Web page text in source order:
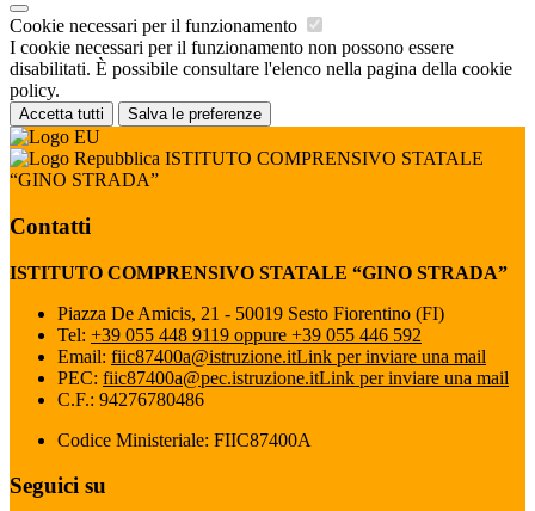
Cookie necessari per il funzionamento
I cookie necessari per il funzionamento non possono essere
disabilitati. È possibile consultare l'elenco nella pagina della cookie
policy.
Accetta tutti Salva le preferenze
ISTITUTO COMPRENSIVO STATALE
“GINO STRADA”
Contatti
ISTITUTO COMPRENSIVO STATALE “GINO STRADA”
Piazza De Amicis, 21 - 50019 Sesto Fiorentino (FI)
Tel: +39 055 448 9119 oppure +39 055 446 592
Email: fiic87400a@istruzione.itLink per inviare una mail
PEC: fiic87400a@pec.istruzione.itLink per inviare una mail
C.F.: 94276780486
Codice Ministeriale: FIIC87400A
Seguici su